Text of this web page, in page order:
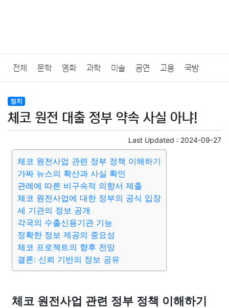
전체 문학 영화 과학 미술 공연 고용 국방
법률
질병 가요 방송 일상 주식 암호화폐 블록체인
결혼 육아 반려동물 패션 미용 증권
요리 상품리뷰 원예 금융 게임
대출 자동차 취미
종교 사회 정치 건강 의료
부동산 외국어 교육 교통
정치
체코 원전 대출 정부 약속 사실 아냐!
Last Updated : 2024-09-27
체코 원전사업 관련 정부 정책 이해하기
가짜 뉴스의 확산과 사실 확인
관례에 따른 비구속적 의향서 제출
체코 원전사업에 대한 정부의 공식 입장
세 기관의 정보 공개
각국의 수출신용기관 기능
정확한 정보 제공의 중요성
체코 프로젝트의 향후 전망
결론: 신뢰 기반의 정보 공유
체코 원전사업 관련 정부 정책 이해하기